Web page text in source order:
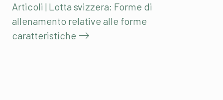
Articoli | Lotta svizzera: Forme di
allenamento relative alle forme
caratteristiche